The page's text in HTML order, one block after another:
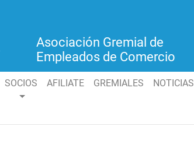
Asociación Gremial de
Empleados de Comercio
(current)
SOCIOS AFILIATE GREMIALES NOTICIAS